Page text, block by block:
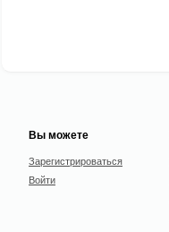
Вы можете
Зарегистрироваться
Войти